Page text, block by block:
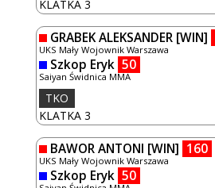
KLATKA 3
GRABEK ALEKSANDER [WIN]
UKS Mały Wojownik Warszawa
Szkop Eryk 50
Saiyan Świdnica MMA
KLATKA 3
TKO
BAWOR ANTONI [WIN] 160
UKS Mały Wojownik Warszawa
Szkop Eryk 50